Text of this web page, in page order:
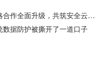
面升级，共筑安全云办公新生态
据防护被撕开了一道口子